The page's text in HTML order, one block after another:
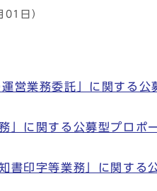
01日）
営業務委託」に関する
」に関する公募型プロポ
書印字等業務」に関する